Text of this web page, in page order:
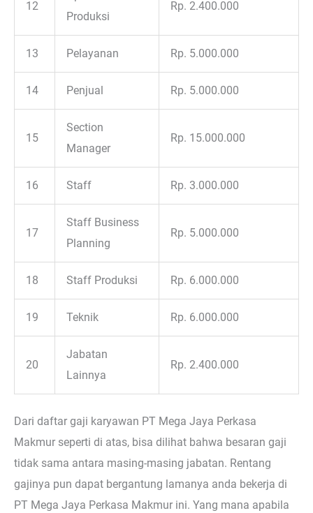
12
Produksi
Rp. 2.400.000
13 Pelayanan Rp. 5.000.000
14 Penjual Rp. 5.000.000
15
Section
Manager
Rp. 15.000.000
16 Staff Rp. 3.000.000
17
Staff Business
Planning
Rp. 5.000.000
18 Staff Produksi Rp. 6.000.000
19 Teknik Rp. 6.000.000
20
Jabatan
Lainnya
Rp. 2.400.000
Dari daftar gaji karyawan PT Mega Jaya Perkasa
Makmur seperti di atas, bisa dilihat bahwa besaran gaji
tidak sama antara masing-masing jabatan. Rentang
gajinya pun dapat bergantung lamanya anda bekerja di
PT Mega Jaya Perkasa Makmur ini. Yang mana apabila